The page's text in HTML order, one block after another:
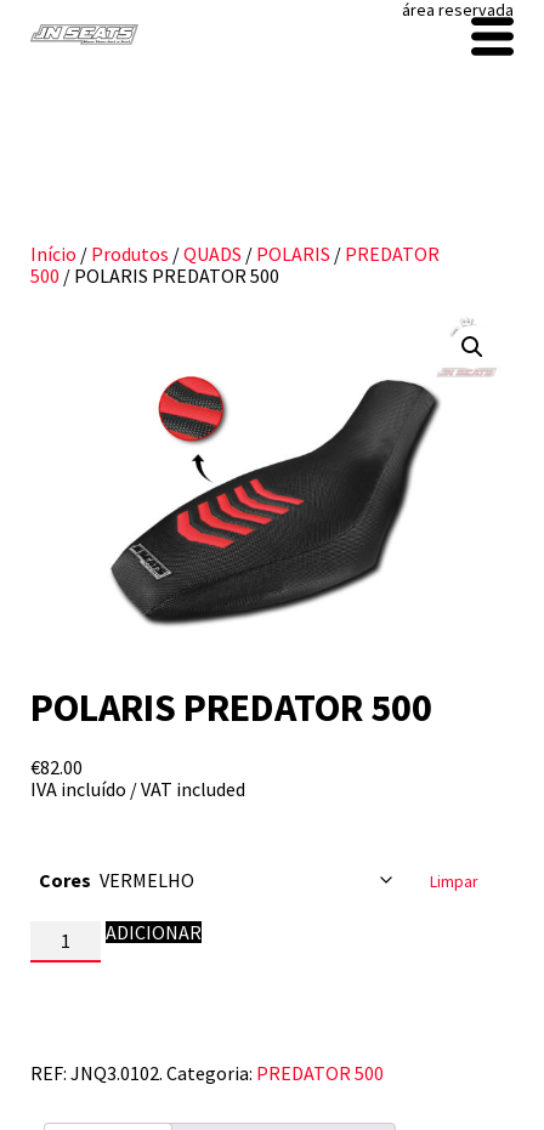
área reservada
Início / Produtos /QUADS / POLARIS / PREDATOR
500 / POLARIS PREDATOR 500
POLARIS PREDATOR 500
€82.00
IVA incluído / VAT included
Cores Limpar
QuantidadeADICIONAR
REF: JNQ3.0102. Categoria: PREDATOR 500